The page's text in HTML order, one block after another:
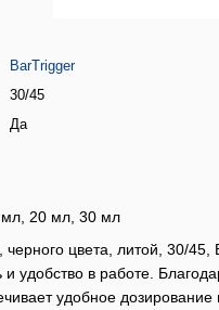
BarTrigger
30/45
Да
20 мл, 30 мл
цвета, литой, 30/
и удобство в работе.
удобное